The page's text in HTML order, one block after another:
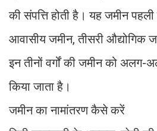
की संपत्ति होती है। यह जमीन
आवासीय जमीन, तीसरी औद्योगिक
इन तीनों वर्गों की जमीन को अलग-
किया जाता है।
जमीन का नामांतरण कैसे करें